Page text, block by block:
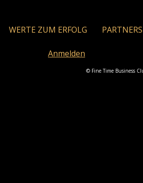
WERTE ZUM ERFOLG PARTNERS
Anmelden
© Fine Time Business